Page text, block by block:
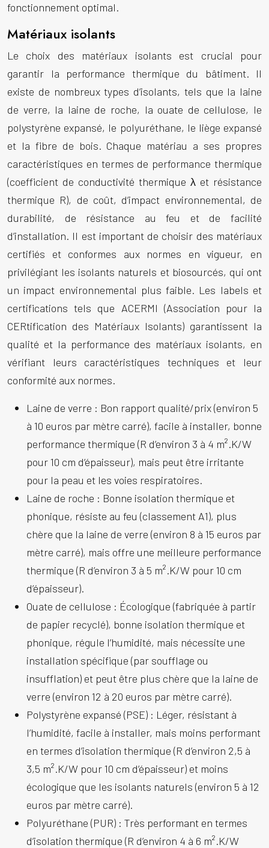
fonctionnement optimal.
Matériaux isolants
Le choix des matériaux isolants est crucial pour
garantir la performance thermique du bâtiment. Il
existe de nombreux types d’isolants, tels que la laine
de verre, la laine de roche, la ouate de cellulose, le
polystyrène expansé, le polyuréthane, le liège expansé
et la fibre de bois. Chaque matériau a ses propres
caractéristiques en termes de performance thermique
(coefficient de conductivité thermique λ et résistance
thermique R), de coût, d’impact environnemental, de
durabilité, de résistance au feu et de facilité
d’installation. Il est important de choisir des matériaux
certifiés et conformes aux normes en vigueur, en
privilégiant les isolants naturels et biosourcés, qui ont
un impact environnemental plus faible. Les labels et
certifications tels que ACERMI (Association pour la
CERtification des Matériaux Isolants) garantissent la
qualité et la performance des matériaux isolants, en
vérifiant leurs caractéristiques techniques et leur
conformité aux normes.
Laine de verre : Bon rapport qualité/prix (environ 5
à 10 euros par mètre carré), facile à installer, bonne
performance thermique (R d’environ 3 à 4 m².K/W
pour 10 cm d’épaisseur), mais peut être irritante
pour la peau et les voies respiratoires.
Laine de roche : Bonne isolation thermique et
phonique, résiste au feu (classement A1), plus
chère que la laine de verre (environ 8 à 15 euros par
mètre carré), mais offre une meilleure performance
thermique (R d’environ 3 à 5 m².K/W pour 10 cm
d’épaisseur).
Ouate de cellulose : Écologique (fabriquée à partir
de papier recyclé), bonne isolation thermique et
phonique, régule l’humidité, mais nécessite une
installation spécifique (par soufflage ou
insufflation) et peut être plus chère que la laine de
verre (environ 12 à 20 euros par mètre carré).
Polystyrène expansé (PSE) : Léger, résistant à
l’humidité, facile à installer, mais moins performant
en termes d’isolation thermique (R d’environ 2,5 à
3,5 m².K/W pour 10 cm d’épaisseur) et moins
écologique que les isolants naturels (environ 5 à 12
euros par mètre carré).
Polyuréthane (PUR) : Très performant en termes
d’isolation thermique (R d’environ 4 à 6 m².K/W